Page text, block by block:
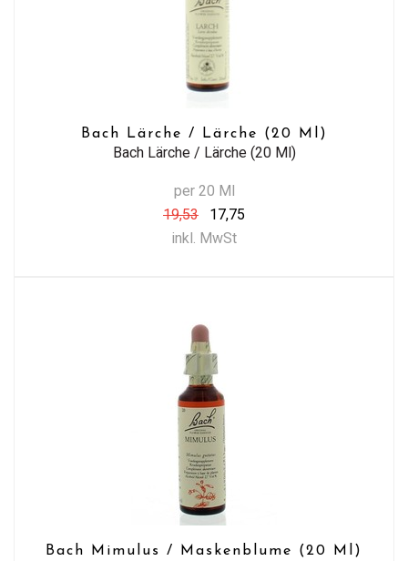
Bach Lärche / Lärche (20 Ml)
Bach Lärche / Lärche (20 Ml)
per 20 Ml
19,53
17,75
inkl. MwSt
Bach Mimulus / Maskenblume (20 Ml)